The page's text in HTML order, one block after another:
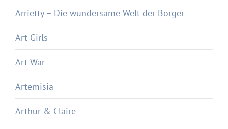
Arrietty – Die wundersame Welt der Borger
Art Girls
Art War
Artemisia
Arthur & Claire